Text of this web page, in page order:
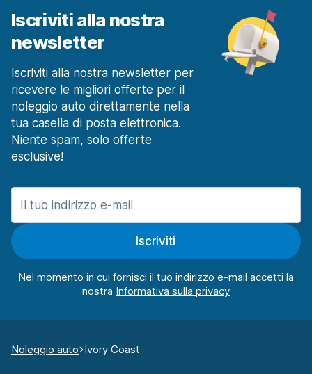
Iscriviti alla nostra
newsletter
Iscriviti alla nostra newsletter per
ricevere le migliori offerte per il
noleggio auto direttamente nella
tua casella di posta elettronica.
Niente spam, solo offerte
esclusive!
Iscriviti
Nel momento in cui fornisci il tuo indirizzo e-mail accetti la
nostra
Noleggio auto Ivory Coast